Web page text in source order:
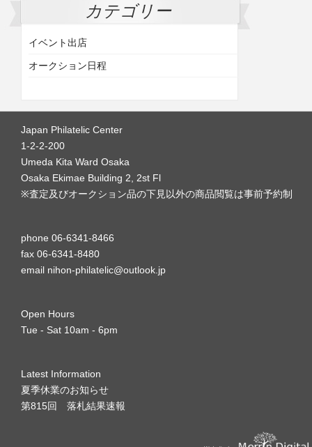
カテゴリー
イベント出店
オークション日程
Japan Philatelic Center
1-2-2-200
Umeda Kita Ward Osaka
Osaka Ekimae Building 2, 2st Fl
※査定及びオークション品の下見以外の商品閲覧は事前予約制
phone 06-6341-8466
fax 06-6341-8480
email nihon-philatelic@outlook.jp
Open Hours
Tue - Sat 10am - 6pm
Latest Information
夏季休業のお知らせ
第815回 落札結果速報